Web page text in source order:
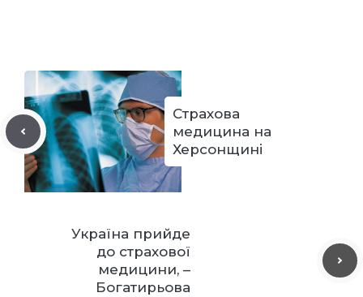
Страхова
медицина на
Херсонщині
Україна прийде
до страхової
медицини, –
Богатирьова